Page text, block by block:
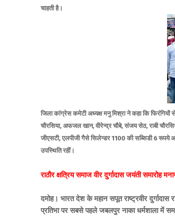
चाहती है।
जिला कांग्रेस कमेटी अध्यक्ष मनु मिश्रा ने कहा कि
चौरसिया, अफजल खान, वीरेन्द्र चौबे, संजय सेठ, राबी
जीएसटी, एलपीजी गैसे सिलेन्डर 1100 की सब्सिडी 6 रूपये
उपस्थिति रहीं।
राठौर क्षत्रिय समाज वीर दुर्गादास जयंती समारोह
दमोह। भारत देश के महान सपूत राष्ट्रवीर दुर्गादास
प्रतिभा पर सबसे पहले जबलपुर नाका धर्मशाला में